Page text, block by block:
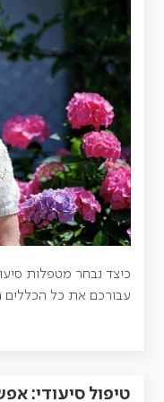
כיצד נבחר מטפלות
עבורכם את כל הכללים
טיפול סיעודי: